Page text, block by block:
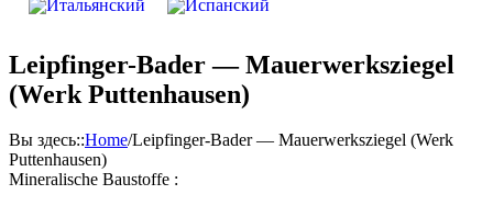
Leipfinger-Bader — Mauerwerksziegel
(Werk Puttenhausen)
Вы здесь::Home/Leipfinger-Bader — Mauerwerksziegel (Werk
Puttenhausen)
Mineralische Baustoffe :